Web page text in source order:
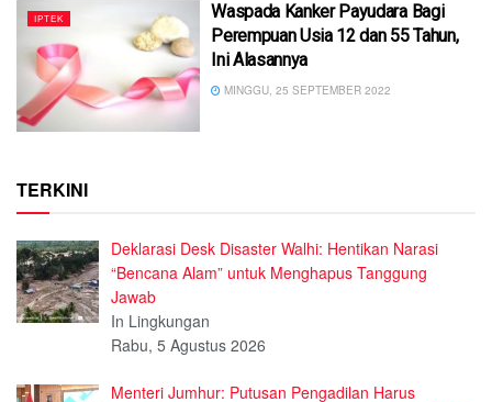
IPTEK
Waspada Kanker Payudara Bagi
Perempuan Usia 12 dan 55 Tahun,
Ini Alasannya
MINGGU, 25 SEPTEMBER 2022
TERKINI
Deklarasi Desk Disaster Walhi: Hentikan Narasi
“Bencana Alam” untuk Menghapus Tanggung
Jawab
In Lingkungan
Rabu, 5 Agustus 2026
Menteri Jumhur: Putusan Pengadilan Harus